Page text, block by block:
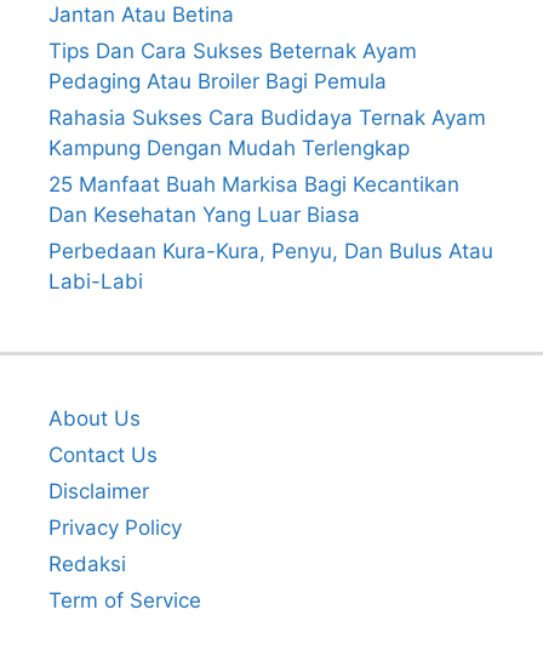
Jantan Atau Betina
Tips Dan Cara Sukses Beternak Ayam
Pedaging Atau Broiler Bagi Pemula
Rahasia Sukses Cara Budidaya Ternak Ayam
Kampung Dengan Mudah Terlengkap
25 Manfaat Buah Markisa Bagi Kecantikan
Dan Kesehatan Yang Luar Biasa
Perbedaan Kura-Kura, Penyu, Dan Bulus Atau
Labi-Labi
About Us
Contact Us
Disclaimer
Privacy Policy
Redaksi
Term of Service